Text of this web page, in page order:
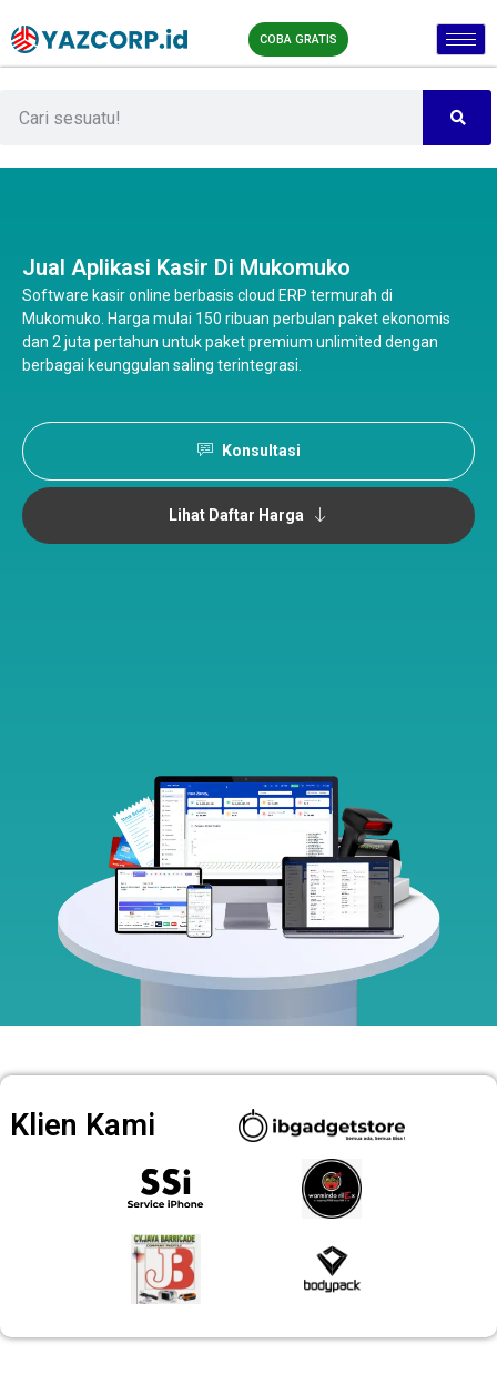
COBA GRATIS
Jual Aplikasi Kasir Di Mukomuko
Software kasir online berbasis cloud ERP termurah di
Mukomuko. Harga mulai 150 ribuan perbulan paket ekonomis
dan 2 juta pertahun untuk paket premium unlimited dengan
berbagai keunggulan saling terintegrasi.
Konsultasi
Lihat Daftar Harga
Klien Kami